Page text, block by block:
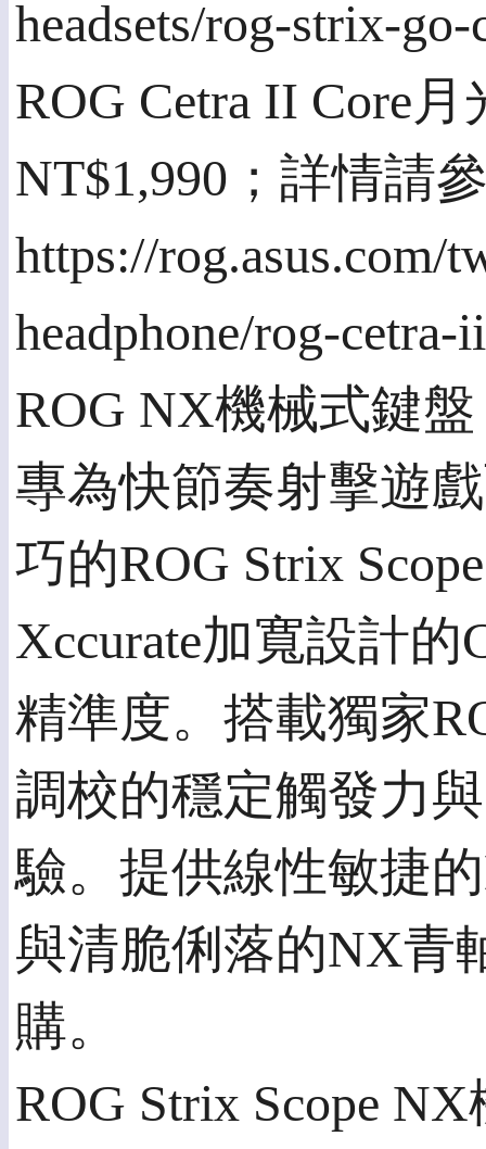
headsets/rog-strix-
ROG Cetra II Core
NT$1,990；詳情請
https://rog.asus.com/
headphone/rog-
ROG NX機械式鍵盤
專為快節奏射擊遊
巧的ROG Strix
Xccurate加寬設計
精準度。搭載獨家
調校的穩定觸發力
驗。提供線性敏捷
與清脆俐落的NX青
購。
ROG Strix Scope